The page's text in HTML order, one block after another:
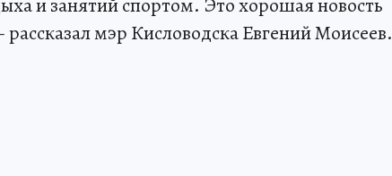
рассказал мэр Кисловодска Евгений Моисеев.